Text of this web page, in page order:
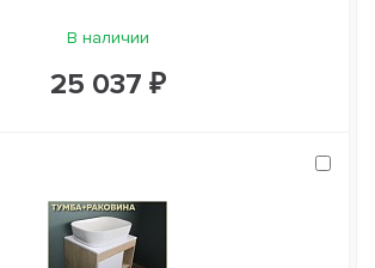
В наличии
25 037 ₽